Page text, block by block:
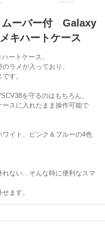
ムーバー付 Galaxy
キハートケース
ートケース。
ラメが入っており、
す。
を守るのはもちろん、
スに入れたまま操作可能で
イト、ピンク＆ブルーの4色
れない…そんな時に便利なスマ
ます。